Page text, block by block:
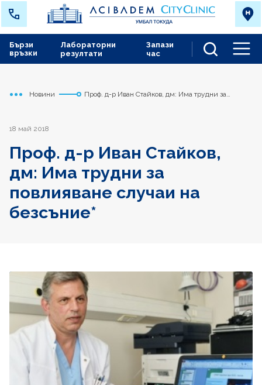
Лабораторни
резултати
Запази
час
Бързи
връзки
Начало
Токуда
Новини
Проф. д-р Иван Стайков, дм: Има трудни за
18 май 2018
Проф. д-р Иван Стайков,
дм: Има трудни за
повлияване случаи на
безсъние*